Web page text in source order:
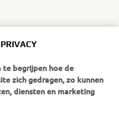
te begrijpen hoe de
zich gedragen, zo kunnen
diensten en marketing